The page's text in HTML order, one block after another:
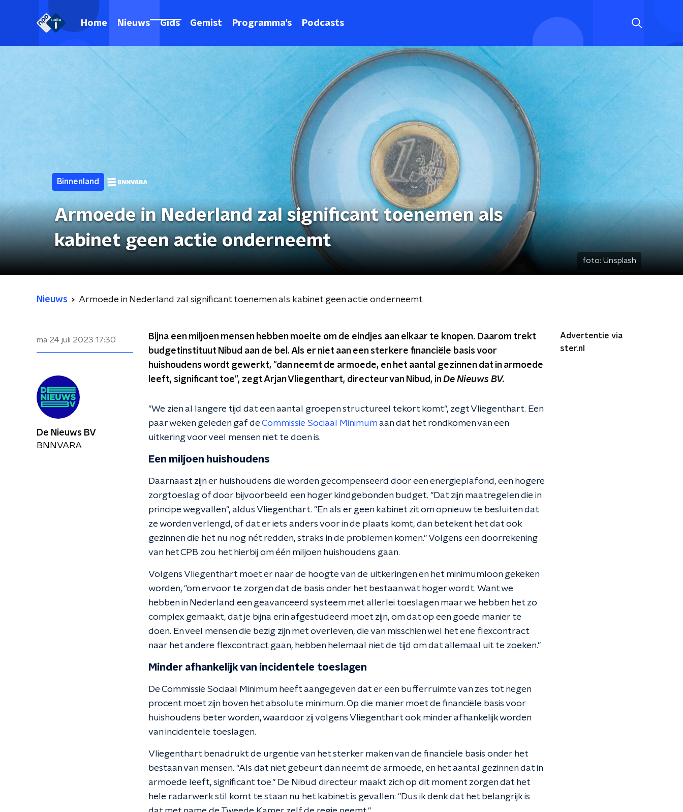
Home Nieuws Gids Gemist Programma's Podcasts
Binnenland
Armoede in Nederland zal significant toenemen als
kabinet geen actie onderneemt
foto: Unsplash
Nieuws Armoede in Nederland zal significant toenemen als kabinet geen actie onderneemt
ma 24 juli 2023 17:30
Bijna een miljoen mensen hebben moeite om de eindjes aan elkaar te knopen. Daarom trekt
budgetinstituut Nibud aan de bel. Als er niet aan een sterkere financiële basis voor
huishoudens wordt gewerkt, "dan neemt de armoede, en het aantal gezinnen dat in armoede
leeft, significant toe", zegt Arjan Vliegenthart, directeur van Nibud, inDe Nieuws BV.
"We zien al langere tijd dat een aantal groepen structureel tekort komt", zegt Vliegenthart. Een
paar weken geleden gaf deCommissie Sociaal Minimum aan dat het rondkomen van een
uitkering voor veel mensen niet te doen is.
Een miljoen huishoudens
Daarnaast zijn er huishoudens die worden gecompenseerd door een energieplafond, een hogere
zorgtoeslag of door bijvoorbeeld een hoger kindgebonden budget. "Dat zijn maatregelen die in
principe wegvallen", aldus Vliegenthart. "En als er geen kabinet zit om opnieuw te besluiten dat
ze worden verlengd, of dat er iets anders voor in de plaats komt, dan betekent het dat ook
gezinnen die het nu nog nét redden, straks in de problemen komen." Volgens een doorrekening
van het CPB zou het hierbij om één miljoen huishoudens gaan.
Volgens Vliegenthart moet er naar de hoogte van de uitkeringen en het minimumloon gekeken
worden, "om ervoor te zorgen dat de basis onder het bestaan wat hoger wordt. Want we
hebben in Nederland een geavanceerd systeem met allerlei toeslagen maar we hebben het zo
complex gemaakt, dat je bijna erin afgestudeerd moet zijn, om dat op een goede manier te
doen. En veel mensen die bezig zijn met overleven, die van misschien wel het ene flexcontract
naar het andere flexcontract gaan, hebben helemaal niet de tijd om dat allemaal uit te zoeken."
Minder afhankelijk van incidentele toeslagen
De Commissie Sociaal Minimum heeft aangegeven dat er een bufferruimte van zes tot negen
procent moet zijn boven het absolute minimum. Op die manier moet de financiële basis voor
huishoudens beter worden, waardoor zij volgens Vliegenthart ook minder afhankelijk worden
van incidentele toeslagen.
Vliegenthart benadrukt de urgentie van het sterker maken van de financiële basis onder het
bestaan van mensen. "Als dat niet gebeurt dan neemt de armoede, en het aantal gezinnen dat in
armoede leeft, significant toe." De Nibud directeur maakt zich op dit moment zorgen dat het
hele radarwerk stil komt te staan nu het kabinet is gevallen: "Dus ik denk dat het belangrijk is
Advertentie via
ster.nl
De Nieuws BV
BNNVARA